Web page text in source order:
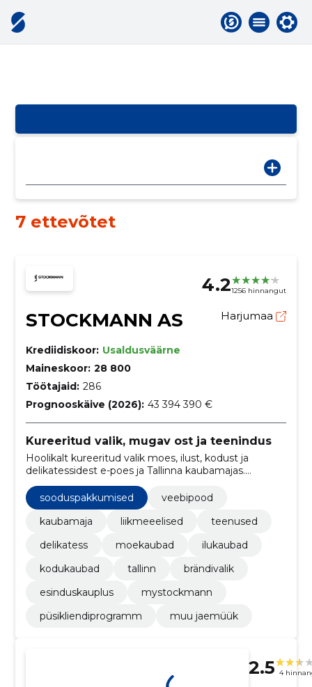
7 ettevõtet
4.21256 hinnangut
STOCKMANN AS Harjumaa
Krediidiskoor: Usaldusväärne
Maineskoor: 28 800
Töötajaid: 286
Prognooskäive (2026): 43 394 390 €
Kureeritud valik, mugav ost ja teenindus
Hoolikalt kureeritud valik moes, ilust, kodust ja
delikatessidest e-poes ja Tallinna kaubamajas.
MyStockmann-liikmena saad soodustusi; pakume ka
stilisti, rätsepa ja kojuvedu.
sooduspakkumised
veebipood
kaubamaja
liikmeeelised
teenused
delikatess
moekaubad
ilukaubad
kodukaubad
tallinn
brändivalik
esinduskauplus
mystockmann
püsikliendiprogramm
muu jaemüük
2.5 4